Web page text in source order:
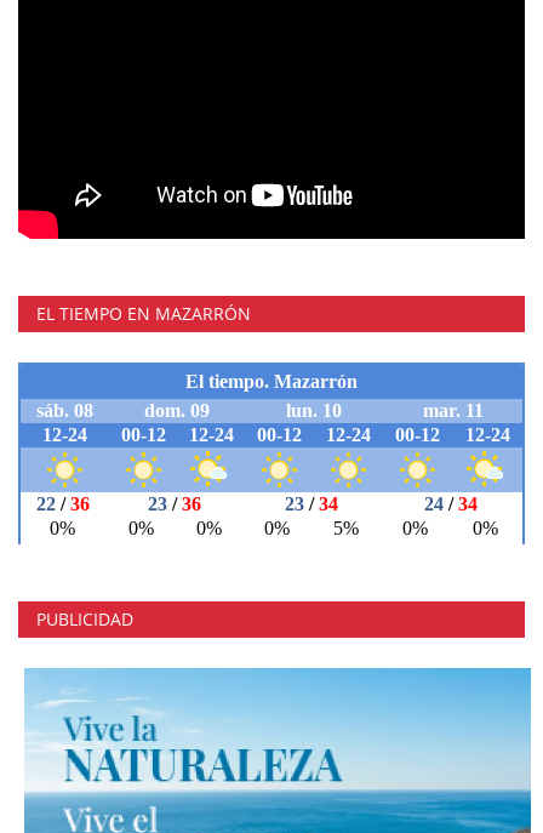
EL TIEMPO EN MAZARRÓN
PUBLICIDAD